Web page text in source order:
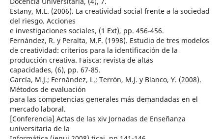
Estany, M.L. (2006). La creatividad social frente a la sociedad
del riesgo. Acciones
e investigaciones sociales, (1 Ext), pp. 456-456.
Fernández, R. y Peralta, M.F. (1998). Estudio de tres modelos
de creatividad: criterios para la identificación de la
producción creativa. Faisca: revista de altas
capacidades, (6), pp. 67-85.
García, M.J.; Fernández, L.; Terrón, M.J. y Blanco, Y. (2008).
Métodos de evaluación
para las competencias generales más demandadas en el
mercado laboral.
[Conferencia] Actas de las xiv Jornadas de Enseñanza
universitaria de la